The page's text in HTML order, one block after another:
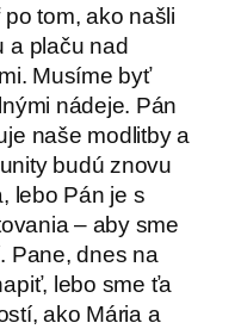
tom, ako našli
a plaču nad
Musíme byť
nádeje. Pán
naše modlitby a
budú znovu
lebo Pán je s
– aby sme
Pane, dnes na
lebo sme ťa
ako Mária a